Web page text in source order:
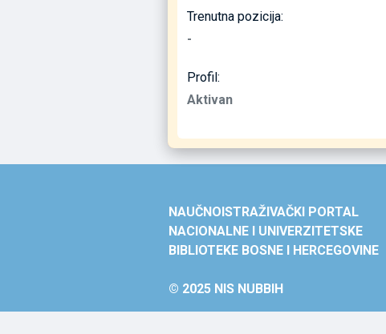
Trenutna pozicija:
-
Profil:
Aktivan
NAUČNOISTRAŽIVAČKI PORTAL
NACIONALNE I UNIVERZITETSKE
BIBLIOTEKE BOSNE I HERCEGOVINE
© 2025 NIS NUBBIH